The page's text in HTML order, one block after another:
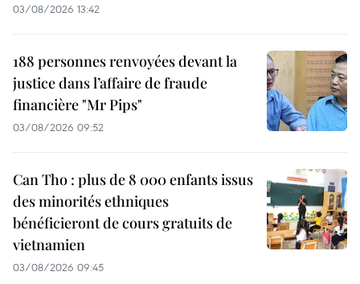
03/08/2026 13:42
188 personnes renvoyées devant la
justice dans l’affaire de fraude
financière "Mr Pips"
03/08/2026 09:52
Can Tho : plus de 8 000 enfants issus
des minorités ethniques
bénéficieront de cours gratuits de
vietnamien
03/08/2026 09:45